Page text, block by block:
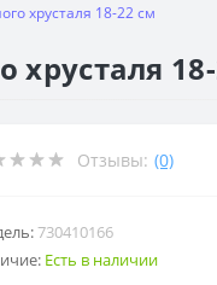
хрусталя 18-22 см
хрусталя
Отзывы: (0)
730410166
Есть в наличии